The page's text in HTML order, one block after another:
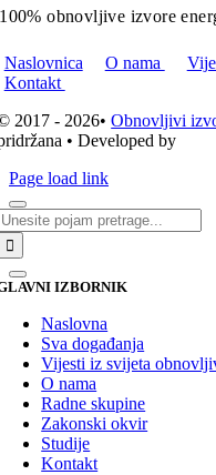
100% obnovljive izvore
Naslovnica O nama
Kontakt
2017 - 2026•Obnovljivi
• Developed by
Page load link
IZBORNIK
Naslovna
Sva događanja
Vijesti iz svijeta
O nama
Radne skupine
Zakonski okvir
Studije
Kontakt